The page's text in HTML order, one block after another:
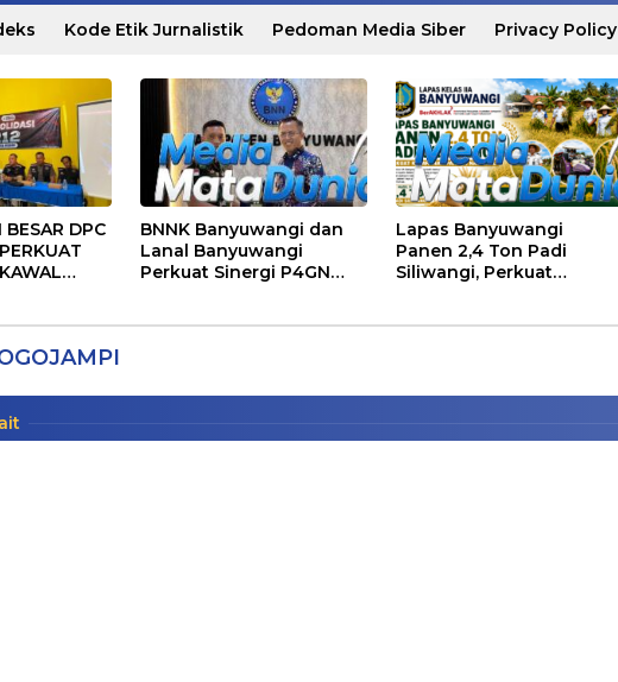
Kode Etik Jurnalistik Pedoman Media Siber Privacy Policy
BESAR DPC
BNNK Banyuwangi dan
Lanal Banyuwangi
Perkuat Sinergi P4GN
Lapas Banyuwangi
Panen 2,4 Ton Padi
Siliwangi, Perkuat
Sebuah Permainan Petugas PLN
Korban Keterangan Palsu
|Jumat, 21 Februari 2025